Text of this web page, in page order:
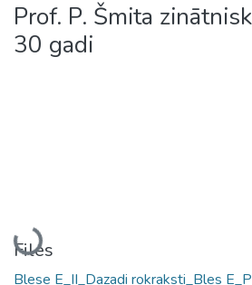
Prof. P. Šmita
30 gadi
Loading...
Files
Blese E_II_Dazadi rokraksti_Bles